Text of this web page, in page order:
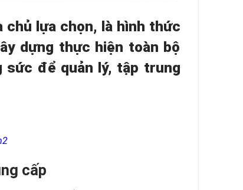
chủ lựa chọn, là hình thức
dựng thực hiện toàn bộ
sức để quản lý, tập trung
cấp